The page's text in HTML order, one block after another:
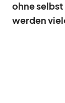
ohne selbst
wer­den